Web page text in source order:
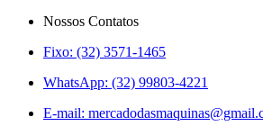
Nossos Contatos
Fixo: (32) 3571-1465
WhatsApp: (32) 99803-4221
E-mail: